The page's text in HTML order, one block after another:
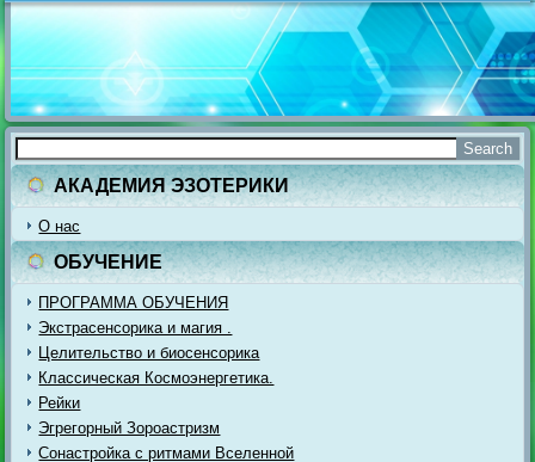
АКАДЕМИЯ ЭЗОТЕРИКИ
О нас
ОБУЧЕНИЕ
ПРОГРАММА ОБУЧЕНИЯ
Экстрасенсорика и магия .
Целительство и биосенсорика
Классическая Космоэнергетика.
Рейки
Эгрегорный Зороастризм
Сонастройка с ритмами Вселенной